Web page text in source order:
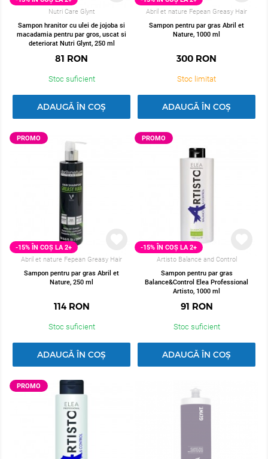
Nutri Care Glynt
Sampon hranitor cu ulei de jojoba si
macadamia pentru par gros, uscat si
deteriorat Nutri Glynt, 250 ml
81 RON
Stoc suficient
ADAUGĂ ÎN COȘ
Abril et nature Fepean Greasy Hair
Sampon pentru par gras Abril et
Nature, 1000 ml
300 RON
Stoc limitat
ADAUGĂ ÎN COȘ
-15% ÎN COȘ LA 2+
Abril et nature Fepean Greasy Hair
Sampon pentru par gras Abril et
Nature, 250 ml
114 RON
PROMO
Stoc suficient
ADAUGĂ ÎN COȘ
-15% ÎN COȘ LA 2+
Artisto Balance and Control
Sampon pentru par gras
Balance&Control Elea Professional
Artisto, 1000 ml
91 RON
PROMO
Stoc suficient
ADAUGĂ ÎN COȘ
PROMO